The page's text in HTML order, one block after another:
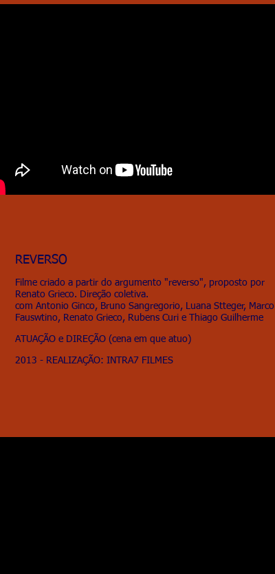
REVERSO
Filme criado a partir do argumento "reverso", proposto por
Renato Grieco. Direção coletiva.
com Antonio Ginco, Bruno Sangregorio, Luana Stteger, Marco
Fauswtino, Renato Grieco, Rubens Curi e Thiago Guilherme
ATUAÇÃO e DIREÇÃO (cena em que atuo)
2013 - REALIZAÇÃO: INTRA7 FILMES